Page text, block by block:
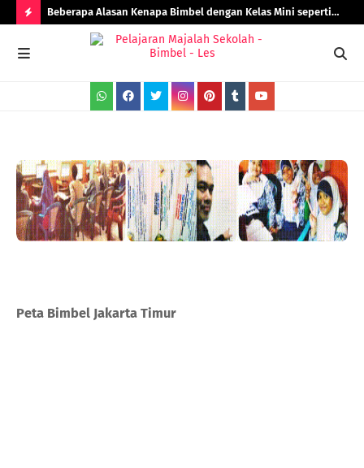
O
S
T
S
Beberapa Alasan Kenapa Bimbel dengan Kelas Mini seperti
Bimbel Jakarta Timur Lebih Efektif!
Peta Bimbel Jakarta Timur